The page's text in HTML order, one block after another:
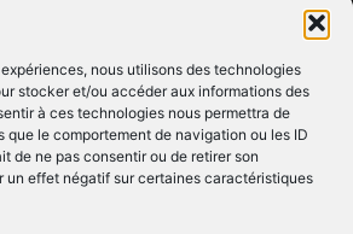
nous utilisons des technologies
stocker et/ou accéder aux informations des
à ces technologies nous permettra de
que le comportement de navigation ou les ID
de ne pas consentir ou de retirer son
un effet négatif sur certaines caractéristiques
CLIQUEZ ICI !
SUIVEZ-NOUS !